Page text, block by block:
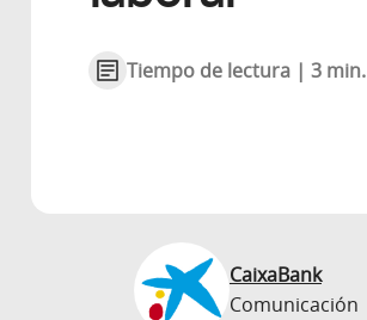
Tiempo de lectura | 3 min.
CaixaBank
Comunicación